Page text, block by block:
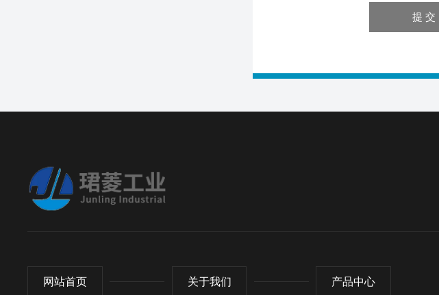
网站首页 关于我们 产品中心